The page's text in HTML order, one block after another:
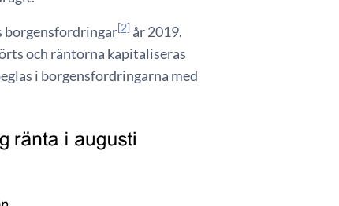
borgensfordringar[2] år 2019.
och räntorna kapitaliseras
i borgensfordringarna med